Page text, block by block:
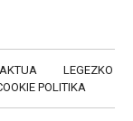
LEGEZKO
POLITIKA